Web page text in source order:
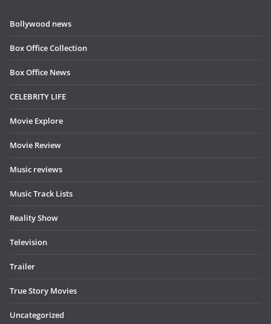
Bollywood news
Box Office Collection
Box Office News
CELEBRITY LIFE
Movie Explore
Movie Review
Music reviews
Music Track Lists
Reality Show
Television
Trailer
True Story Movies
Uncategorized